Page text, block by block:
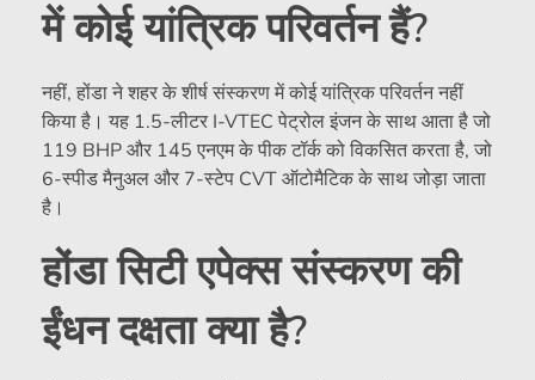
में कोई यांत्रिक परिवर्तन हैं?
नहीं, होंडा ने शहर के शीर्ष संस्करण में कोई यांत्रिक परिवर्तन नहीं
किया है। यह 1.5-लीटर I-VTEC पेट्रोल इंजन के साथ आता है जो
119 BHP और 145 एनएम के पीक टॉर्क को विकसित करता है, जो
6-स्पीड मैनुअल और 7-स्टेप CVT ऑटोमैटिक के साथ जोड़ा जाता
है।
होंडा सिटी एपेक्स संस्करण की
ईंधन दक्षता क्या है?